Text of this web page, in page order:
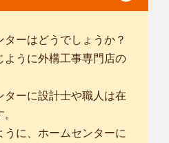
ーはどうでしょうか？
ように外構工事専門店の
ターに設計士や職人は在
に、ホームセンターに